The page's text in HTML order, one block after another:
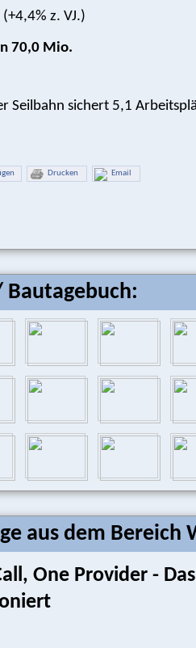
z. VJ.)
70,0 Mio.
Seilbahn sichert 5,1
Drucken Email
aus dem Bereich
One Provider -